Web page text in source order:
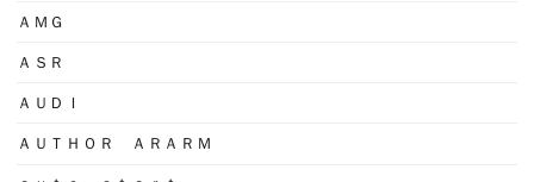
ＡＭＧ
ＡＳＲ
ＡＵＤＩ
ＡＵＴＨＯＲ ＡＲＡＲＭ